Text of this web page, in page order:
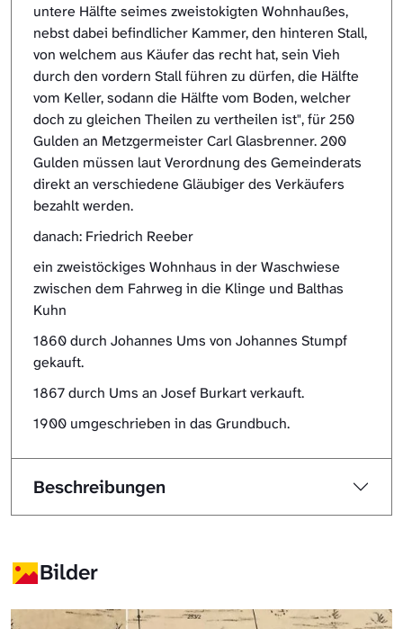
untere Hälfte seimes zweistokigten Wohnhaußes,
nebst dabei befindlicher Kammer, den hinteren Stall,
von welchem aus Käufer das recht hat, sein Vieh
durch den vordern Stall führen zu dürfen, die Hälfte
vom Keller, sodann die Hälfte vom Boden, welcher
doch zu gleichen Theilen zu vertheilen ist", für 250
Gulden an Metzgermeister Carl Glasbrenner. 200
Gulden müssen laut Verordnung des Gemeinderats
direkt an verschiedene Gläubiger des Verkäufers
bezahlt werden.
danach: Friedrich Reeber
ein zweistöckiges Wohnhaus in der Waschwiese
zwischen dem Fahrweg in die Klinge und Balthas
Kuhn
1860 durch Johannes Ums von Johannes Stumpf
gekauft.
1867 durch Ums an Josef Burkart verkauft.
1900 umgeschrieben in das Grundbuch.
Beschreibungen
Bilder